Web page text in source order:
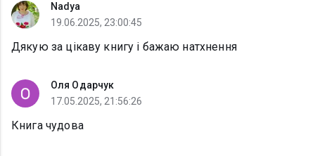
Nadya
19.06.2025, 23:00:45
Дякую за цікаву книгу і бажаю натхнення
Оля Одарчук
17.05.2025, 21:56:26
Книга чудова